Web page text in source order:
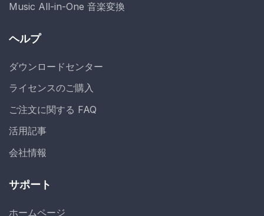
Music All-in-One 音楽変換
ヘルプ
ダウンロードセンター
ライセンスのご購入
ご注文に関する FAQ
活用記事
会社情報
サポート
ホームページ